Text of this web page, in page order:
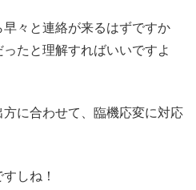
々と連絡が来るはずですか
たと理解すればいいですよ
に合わせて、臨機応変に対応
しね！